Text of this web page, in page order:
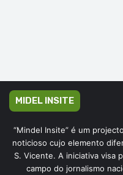
MIDEL INSITE
“Mindel Insite” é um
noticioso cujo elemento
S. Vicente. A iniciativa visa
campo do jornalismo